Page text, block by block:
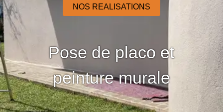
NOS REALISATIONS
Pose de placo et
peinture murale